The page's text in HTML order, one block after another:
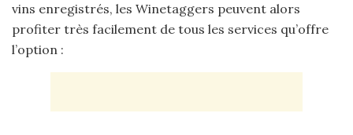
vins enregistrés, les Winetaggers peuvent alors
profiter très facilement de tous les services qu’offre
l’option :